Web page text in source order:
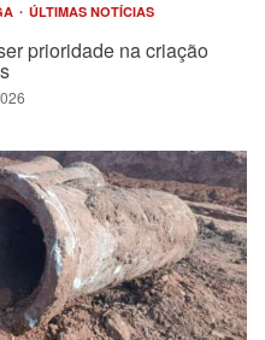
ÚLTIMAS NOTÍCIAS
prioridade na criação